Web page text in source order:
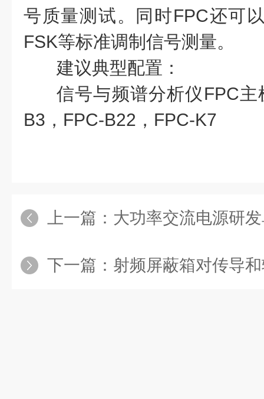
号质量测试。同时FPC还可
FSK等标准调制信号测量。
建议典型配置：
信号与频谱分析仪FPC
B3，FPC-B22，FPC-K7
上一篇： 大功率交流电源研
下一篇： 射频屏蔽箱对传导